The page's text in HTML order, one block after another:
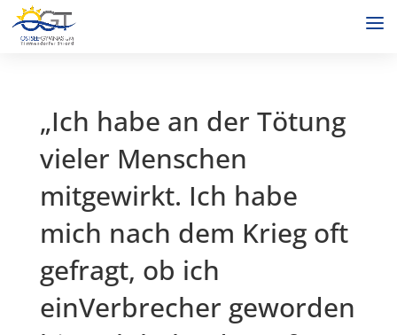
„Ich habe an der Tötung
vieler Menschen
mitgewirkt. Ich habe
mich nach dem Krieg oft
gefragt, ob ich
einVerbrecher geworden